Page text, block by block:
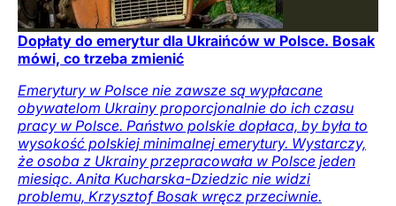
Dopłaty do emerytur dla Ukraińców w Polsce. Bosak
mówi, co trzeba zmienić
Emerytury w Polsce nie zawsze są wypłacane
obywatelom Ukrainy proporcjonalnie do ich czasu
pracy w Polsce. Państwo polskie dopłaca, by była to
wysokość polskiej minimalnej emerytury. Wystarczy,
że osoba z Ukrainy przepracowała w Polsce jeden
miesiąc. Anita Kucharska-Dziedzic nie widzi
problemu, Krzysztof Bosak wręcz przeciwnie.